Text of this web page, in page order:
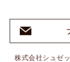
株式会社シュゼ